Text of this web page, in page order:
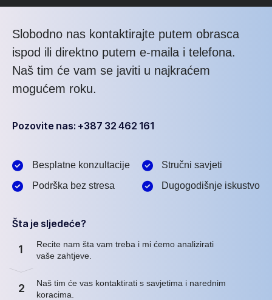
Slobodno nas kontaktirajte putem obrasca
ispod ili direktno putem e-maila i telefona.
Naš tim će vam se javiti u najkraćem
mogućem roku.
Pozovite nas: +387 32 462 161
Besplatne konzultacije
Podrška bez stresa
Stručni savjeti
Dugogodišnje iskustvo
Šta je sljedeće?
1
Recite nam šta vam treba i mi ćemo analizirati
vaše zahtjeve.
2
Naš tim će vas kontaktirati s savjetima i narednim
koracima.